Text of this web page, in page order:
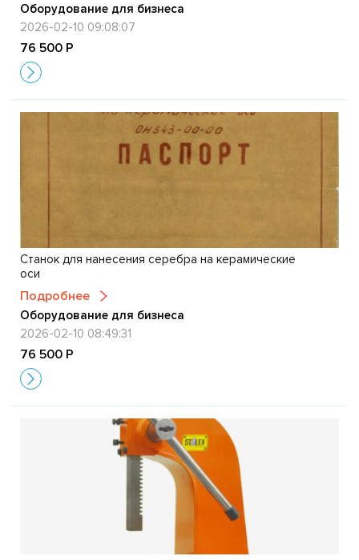
Оборудование для бизнеса
2026-02-10 09:08:07
76 500 Р
Станок для нанесения серебра на керамические
оси
Подробнее
Оборудование для бизнеса
2026-02-10 08:49:31
76 500 Р